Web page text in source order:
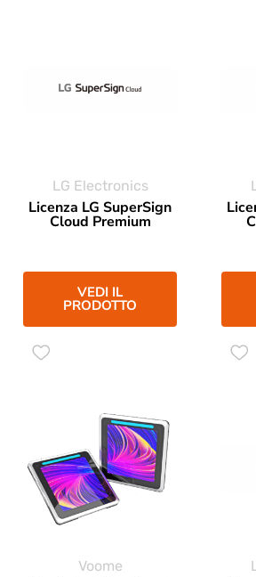
LG Electronics
Licenza LG SuperSign
Cloud Premium
VEDI IL
PRODOTTO
Voome